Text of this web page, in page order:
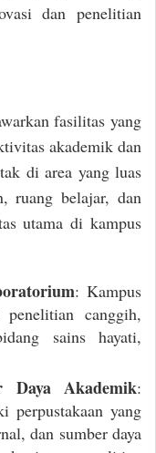
dan penelitian
fasilitas yang
akademik dan
di area yang luas
ruang belajar, dan
utama di kampus
: Kampus
canggih,
sains hayati,
Daya Akademik:
yang
dan sumber daya